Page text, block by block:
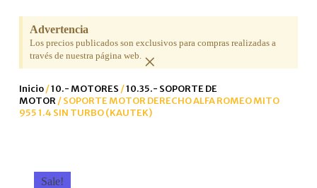
Advertencia
Los precios publicados son exclusivos para compras realizadas a
través de nuestra página web. ×
Inicio/10.- MOTORES /10.35.- SOPORTE DE
MOTOR/ SOPORTE MOTOR DERECHO ALFA ROMEO MITO
955 1.4 SIN TURBO (KAUTEK)
Sale!